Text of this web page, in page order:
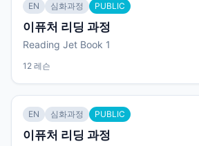
EN 심화과정 PUBLIC
이퓨처 리딩 과정
Reading Jet Book 1
12 레슨
EN 심화과정 PUBLIC
이퓨처 리딩 과정